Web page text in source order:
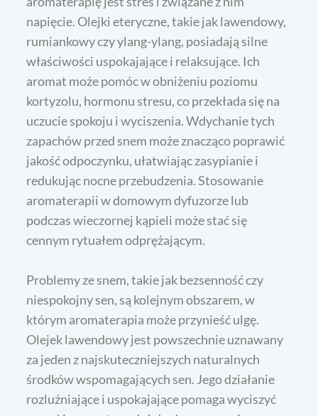
napięcie. Olejki eteryczne, takie jak lawendowy,
rumiankowy czy ylang-ylang, posiadają silne
właściwości uspokajające i relaksujące. Ich
aromat może pomóc w obniżeniu poziomu
kortyzolu, hormonu stresu, co przekłada się na
uczucie spokoju i wyciszenia. Wdychanie tych
zapachów przed snem może znacząco poprawić
jakość odpoczynku, ułatwiając zasypianie i
redukując nocne przebudzenia. Stosowanie
aromaterapii w domowym dyfuzorze lub
podczas wieczornej kąpieli może stać się
cennym rytuałem odprężającym.
Problemy ze snem, takie jak bezsenność czy
niespokojny sen, są kolejnym obszarem, w
którym aromaterapia może przynieść ulgę.
Olejek lawendowy jest powszechnie uznawany
za jeden z najskuteczniejszych naturalnych
środków wspomagających sen. Jego działanie
rozluźniające i uspokajające pomaga wyciszyć